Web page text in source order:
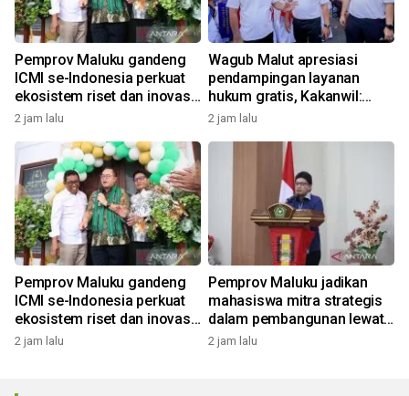
Pemprov Maluku gandeng
ICMI se-Indonesia perkuat
ekosistem riset dan inovasi
daerah
2 jam lalu
Wagub Malut apresiasi
pendampingan layanan
hukum gratis, Kakanwil:
Pencatatan Hak Cipta Musik
2 jam lalu
Pemprov Maluku gandeng
ICMI se-Indonesia perkuat
ekosistem riset dan inovasi
daerah
2 jam lalu
Pemprov Maluku jadikan
mahasiswa mitra strategis
dalam pembangunan lewat
gagasan konstruktif
2 jam lalu